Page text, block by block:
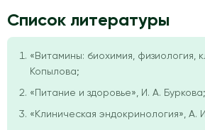
Список литературы
«Витамины: биохимия, физиология,
Копылова;
«Питание и здоровье», И. А. Буркова;
«Клиническая эндокринология», А.